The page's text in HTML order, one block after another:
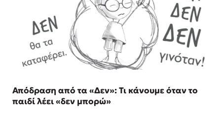
Απόδραση από τα «Δεν»: Τι κάνουμε όταν το
παιδί λέει «δεν μπορώ»